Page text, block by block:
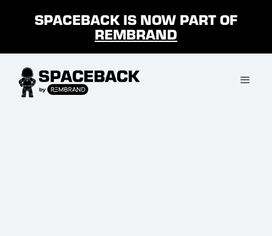
SPACEBACK IS NOW PART OF
REMBRAND